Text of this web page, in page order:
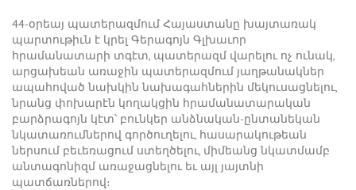
44-օրեայ պատերազմում Հայաստանը խայտառակ
պարտութիւն է կրել Գերագոյն Գլխաւոր
հրամանատարի տգէտ, պատերազմ վարելու ոչ ունակ,
արցախեան առաջին պատերազմում յաղթանակներ
ապահոված նախկին նախագահներին մեկուսացնելու,
նրանց փոխարէն կողակցին հրամանատարական
բարձրագոյն կէտ՝ բունկեր անձնական-ընտանեկան
նկատառումներով գործուղելու, հասարակութեան
ներսում բեւեռացում ստեղծելու, միմեանց նկատմամբ
անտագոնիզմ առաջացնելու եւ այլ յայտնի
պատճառներով։